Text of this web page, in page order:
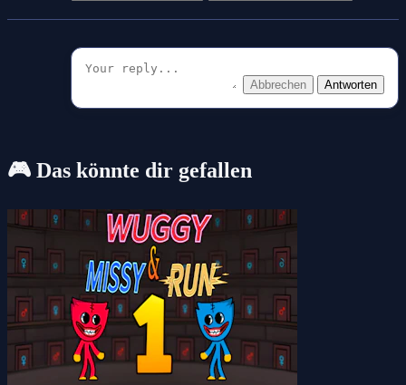
Abbrechen Antworten
🎮 Das könnte dir gefallen